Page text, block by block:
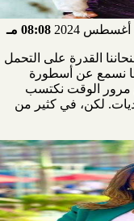
08:08 مـ
القدرة على التحمل
نسمع عن أسطورة
مرور الوقت نكتسب
لكن، في كثير من